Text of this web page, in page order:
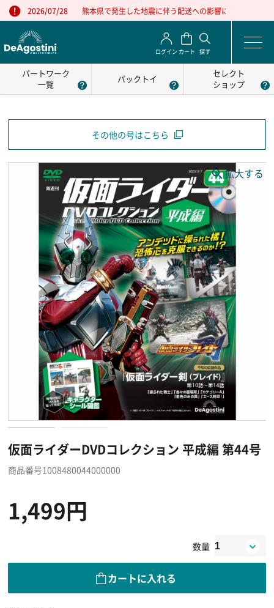
2026/07/28 熊本県で発生した地震に伴う配送への影響について
ログイン カート 探す
パートワーク
一覧
パックトイ
セレクト
ショップ
その他の号はこちら
仮面ライダーDVDコレクション 平成編 第44号
商品番号1008480044000000
1,499円
数量
カートに入れる